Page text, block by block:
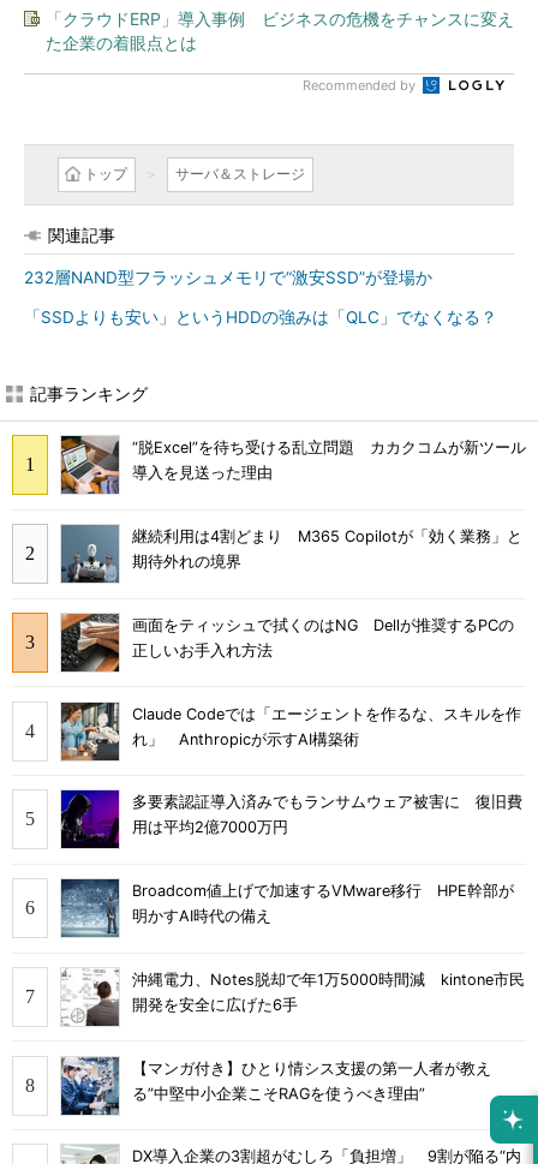
「クラウドERP」導入事例 ビジネスの危機をチャンスに変え
た企業の着眼点とは
Recommended by
トップ サーバ＆ストレージ
関連記事
232層NAND型フラッシュメモリで“激安SSD”が登場か
「SSDよりも安い」というHDDの強みは「QLC」でなくなる？
記事ランキング
“脱Excel”を待ち受ける乱立問題 カカクコムが新ツール
導入を見送った理由
継続利用は4割どまり M365 Copilotが「効く業務」と
期待外れの境界
画面をティッシュで拭くのはNG Dellが推奨するPCの
正しいお手入れ方法
Claude Codeでは「エージェントを作るな、スキルを作
れ」 Anthropicが示すAI構築術
多要素認証導入済みでもランサムウェア被害に 復旧費
用は平均2億7000万円
Broadcom値上げで加速するVMware移行 HPE幹部が
明かすAI時代の備え
沖縄電力、Notes脱却で年1万5000時間減 kintone市民
開発を安全に広げた6手
【マンガ付き】ひとり情シス支援の第一人者が教え
る”中堅中小企業こそRAGを使うべき理由”
DX導入企業の3割超がむしろ「負担増」 9割が陥る“内